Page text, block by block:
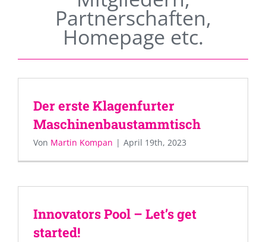
Partnerschaften,
Homepage etc.
Der erste Klagenfurter
Maschinenbaustammtisch
Von Martin Kompan | April 19th, 2023
Innovators Pool – Let’s get
started!